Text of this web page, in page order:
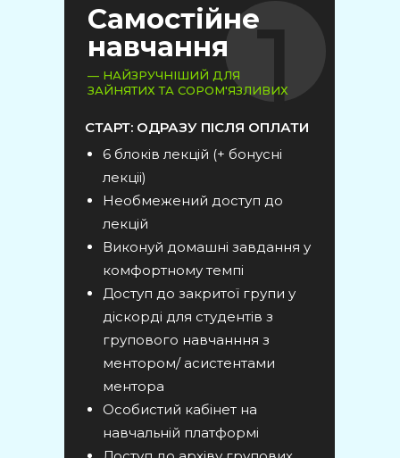
Самостійне
навчання
6 блоків лекцій (+ бонусні
лекціі)
Необмежений доступ до
лекцій
Виконуй домашні завдання у
комфортному темпі
Доступ до закритої групи у
діскорді для студентів з
групового навчанння з
ментором/ асистентами
ментора
Особистий кабінет на
навчальній платформі
— НАЙЗРУЧНІШИЙ ДЛЯ
ЗАЙНЯТИХ ТА СОРОМ'ЯЗЛИВИХ
СТАРТ: ОДРАЗУ ПІСЛЯ ОПЛАТИ
1